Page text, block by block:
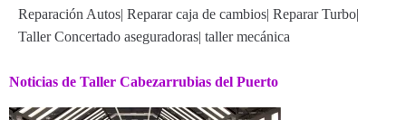
Reparación Autos| Reparar caja de cambios| Reparar Turbo|
Taller Concertado aseguradoras| taller mecánica
Noticias de Taller Cabezarrubias del Puerto